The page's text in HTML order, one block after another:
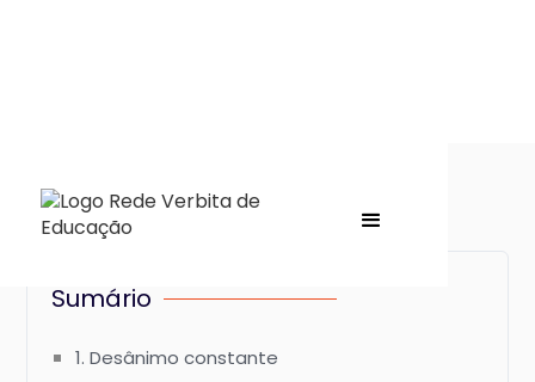
Sumário
1. Desânimo constante